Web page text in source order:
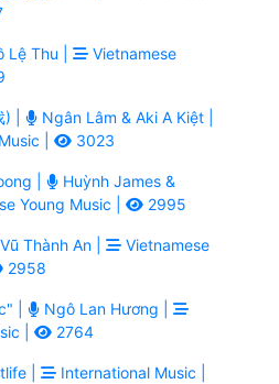
Lệ Thu |
Vietnamese
|
Ngân Lâm & Aki A Kiệt |
|
3023
|
Huỳnh James &
Young Music | 2995
Vũ Thành An |
Vietnamese
2958
|
Ngô Lan Hương |
|
2764
|
International Music |